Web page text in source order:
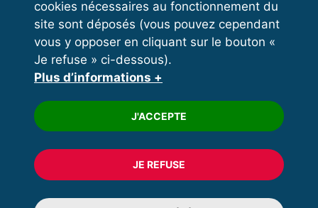
cookies nécessaires au fonctionnement du
site sont déposés (vous pouvez cependant
vous y opposer en cliquant sur le bouton «
Je refuse » ci-dessous).
Plus d’informations +
J'ACCEPTE
JE REFUSE
Espace dirigeant
Espace licencié
Trouver un club
Formation
© 2020 FFFORCE Tous droits réservés
Mentions légales